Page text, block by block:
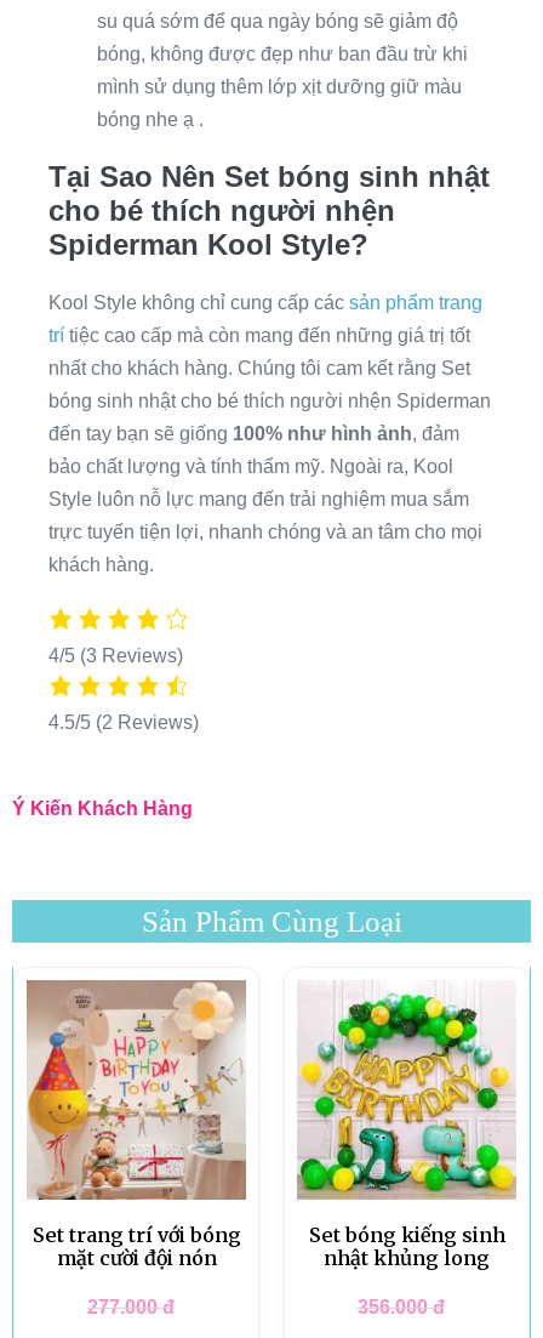
su quá sớm để qua ngày bóng sẽ giảm độ
bóng, không được đẹp như ban đầu trừ khi
mình sử dụng thêm lớp xịt dưỡng giữ màu
bóng nhe ạ .
Tại Sao Nên Set bóng sinh nhật
cho bé thích người nhện
Spiderman Kool Style?
Kool Style không chỉ cung cấp các sản phẩm trang
trí tiệc cao cấp mà còn mang đến những giá trị tốt
nhất cho khách hàng. Chúng tôi cam kết rằng Set
bóng sinh nhật cho bé thích người nhện Spiderman
đến tay bạn sẽ giống 100% như hình ảnh, đảm
bảo chất lượng và tính thẩm mỹ. Ngoài ra, Kool
Style luôn nỗ lực mang đến trải nghiệm mua sắm
trực tuyến tiện lợi, nhanh chóng và an tâm cho mọi
khách hàng.
4/5 (3 Reviews)
4.5/5 (2 Reviews)
Ý Kiến Khách Hàng
Sản Phẩm Cùng Loại
Set trang trí với bóng
mặt cười đội nón
277.000đ
Set bóng kiếng sinh
nhật khủng long
356.000đ